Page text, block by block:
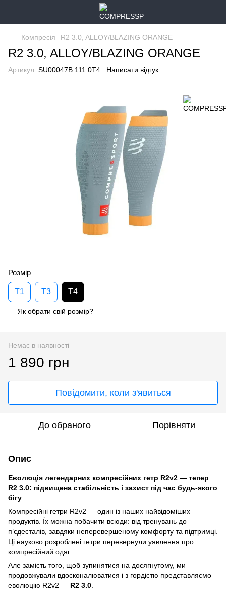
Компресія R2 3.0, ALLOY/BLAZING ORANGE
R2 3.0, ALLOY/BLAZING ORANGE
Артикул: SU00047B 111 0T4 Написати відгук
Розмір
T1 T3 T4
Як обрати свій розмір?
Немає в наявності
1 890 грн
Повідомити, коли з'явиться
До обраного Порівняти
Опис
Еволюція легендарних компресійних гетр R2v2 — тепер
R2 3.0: підвищена стабільність і захист під час будь-якого
бігу
Компресійні гетри R2v2 — один із наших найвідоміших
продуктів. Їх можна побачити всюди: від тренувань до
п’єдесталів, завдяки неперевершеному комфорту та підтримці.
Ці науково розроблені гетри перевернули уявлення про
компресійний одяг.
Але замість того, щоб зупинятися на досягнутому, ми
продовжували вдосконалюватися і з гордістю представляємо
еволюцію R2v2 — R2 3.0